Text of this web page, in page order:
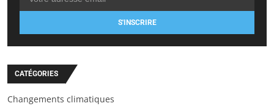
S'INSCRIRE
CATÉGORIES
Changements climatiques